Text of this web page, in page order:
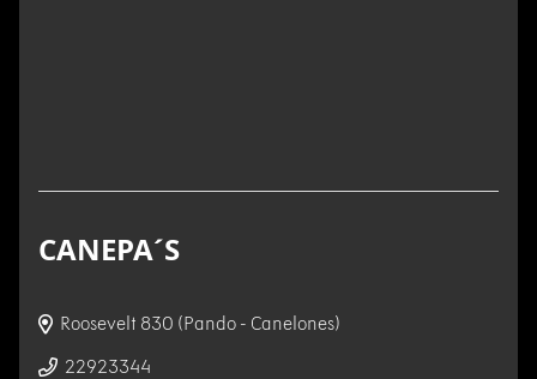
CANEPA´S
Roosevelt 830 (Pando - Canelones)
22923344